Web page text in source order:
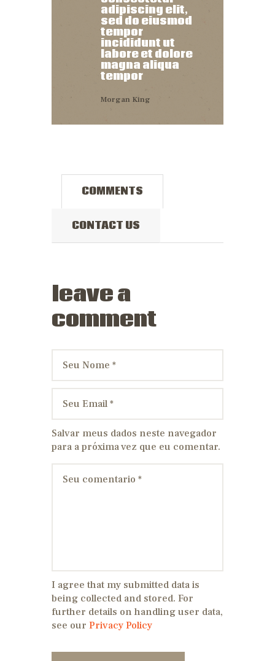
adipiscing elit,
sed do eiusmod
tempor
incididunt ut
labore et dolore
magna aliqua
tempor
Morgan King
COMMENTS
CONTACT US
leave a
comment
Salvar meus dados neste navegador
para a próxima vez que eu comentar.
I agree that my submitted data is
being collected and stored. For
further details on handling user data,
see our Privacy Policy